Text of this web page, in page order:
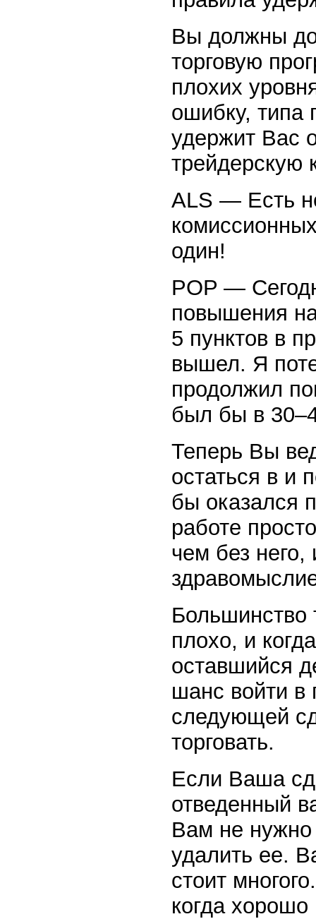
Вы должны
торговую
плохих
ошибку, типа
удержит Вас
трейдерскую
ALS — Есть
один!
POP —
повышения
5 пунктов в
вышел. Я
продолжил
был бы в
Теперь Вы
остаться в и
бы оказался
работе
чем без него,
Большинство
плохо, и
оставшийся
шанс войти в
следующей
торговать.
Если Ваша
отведенный
Вам не
удалить ее.
стоит
когда